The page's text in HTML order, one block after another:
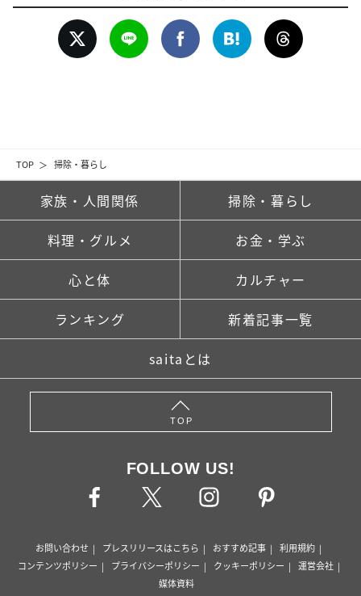
TOP 掃除・暮らし
家族・人間関係 掃除・暮らし
料理・グルメ お金・学ぶ
心と体 カルチャー
ランキング 新着記事一覧
saitaとは
TOP
FOLLOW US!
お問い合わせ プレスリリースはこちら おすすめ記事
利用規約
コンテンツポリシー
プライバシーポリシー クッキーポリシー
運営会社
媒体資料